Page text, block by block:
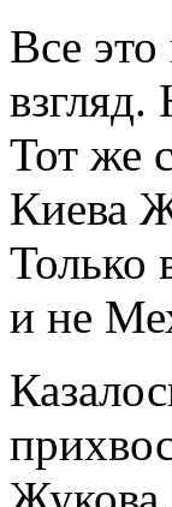
Все
взгляд.
Тот же
Киева
Только
и не